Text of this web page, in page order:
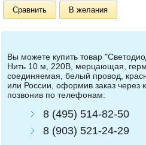
Сравнить В желания
Вы можете купить товар
Нить 10 м, 220В, мерцающая,
соединяемая, белый провод,
или России, оформив заказ через
позвонив по телефонам:
8 (495) 514-82-50
8 (903) 521-24-29